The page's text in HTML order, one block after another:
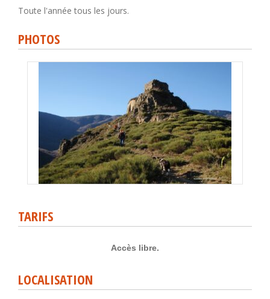
Toute l'année tous les jours.
PHOTOS
TARIFS
Accès libre.
LOCALISATION